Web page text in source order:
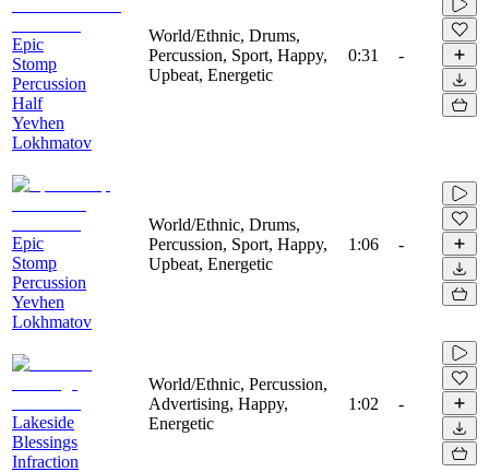
Epic
Stomp
Percussion
Half
Yevhen
Lokhmatov
World/Ethnic, Drums,
Percussion, Sport, Happy,
Upbeat, Energetic
0:31 -
Epic
Stomp
Percussion
Yevhen
Lokhmatov
World/Ethnic, Drums,
Percussion, Sport, Happy,
Upbeat, Energetic
1:06 -
Lakeside
Blessings
Infraction
World/Ethnic, Percussion,
Advertising, Happy,
Energetic
1:02 -